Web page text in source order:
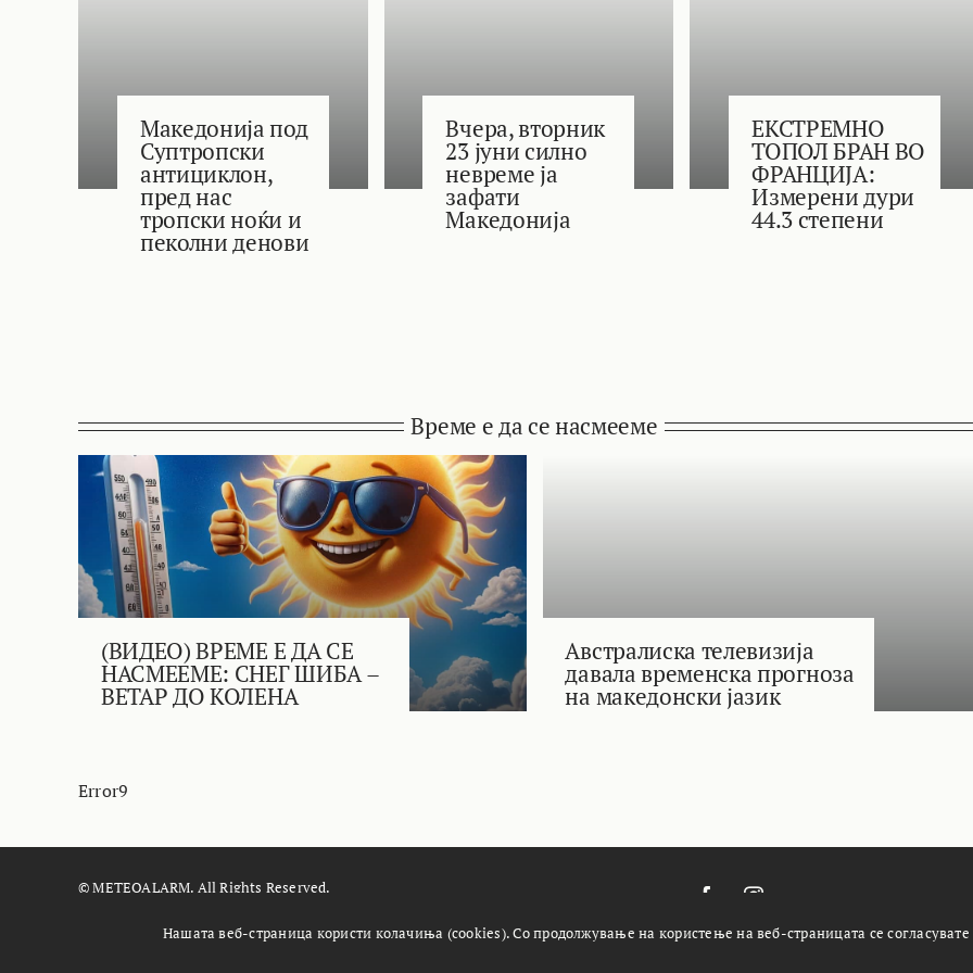
Македонија под
Суптропски
антициклон,
пред нас
тропски ноќи и
пеколни денови
Вчера, вторник
23 јуни силно
невреме ја
зафати
Македонија
ЕКСТРЕМНО
ТОПОЛ БРАН ВО
ФРАНЦИЈА:
Измерени дури
44.3 степени
Време е да се насмееме
(ВИДЕО) ВРЕМЕ Е ДА СЕ
НАСМЕЕМЕ: СНЕГ ШИБА –
ВЕТАР ДО КОЛЕНА
Австралиска телевизија
давала временска прогноза
на македонски јазик
Error9
© METEOALARM. All Rights Reserved.
Нашата веб-страница користи колачиња (cookies). Со продолжување на користење на веб-страницата се